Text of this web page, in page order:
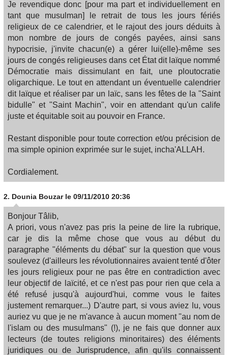
Je revendique donc [pour ma part et individuellement en
tant que musulman] le retrait de tous les jours fériés
religieux de ce calendrier, et le rajout des jours déduits à
mon nombre de jours de congés payées, ainsi sans
hypocrisie, j'invite chacun(e) a gérer lui(elle)-même ses
jours de congés religieuses dans cet État dit laïque nommé
Démocratie mais dissimulant en fait, une ploutocratie
oligarchique. Le tout en attendant un éventuelle calendrier
dit laïque et réaliser par un laïc, sans les fêtes de la "Saint
bidulle" et "Saint Machin", voir en attendant qu'un calife
juste et équitable soit au pouvoir en France.
Restant disponible pour toute correction et/ou précision de
ma simple opinion exprimée sur le sujet, incha'ALLAH.
Cordialement.
2. Dounia Bouzar le 09/11/2010 20:36
Bonjour Tâlib,
A priori, vous n'avez pas pris la peine de lire la rubrique,
car je dis la même chose que vous au début du
paragraphe "éléments du débat" sur la question que vous
soulevez (d'ailleurs les révolutionnaires avaient tenté d'ôter
les jours religieux pour ne pas être en contradiction avec
leur objectif de laïcité, et ce n'est pas pour rien que cela a
été refusé jusqu'à aujourd'hui, comme vous le faites
justement remarquer...) D'autre part, si vous aviez lu, vous
auriez vu que je ne m'avance à aucun moment "au nom de
l'islam ou des musulmans" (!), je ne fais que donner aux
lecteurs (de toutes religions minoritaires) des éléments
juridiques ou de Jurisprudence, afin qu'ils connaissent